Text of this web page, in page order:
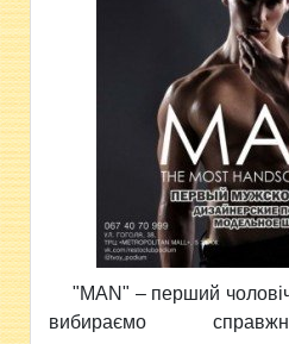
"MAN" – перший
вибираємо